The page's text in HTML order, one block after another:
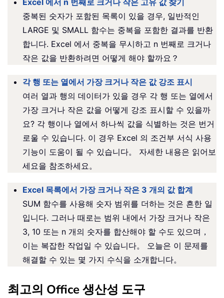
중복된 숫자가 포함된 목록이 있을 경우, 일반적인
LARGE 및 SMALL 함수는 중복을 포함한 결과를 반환
합니다. Excel 에서 중복을 무시하고 n 번째로 크거나
작은 값을 반환하려면 어떻게 해야 할까요？
각 행 또는 열에서 가장 크거나 작은 값 강조 표시
여러 열과 행의 데이터가 있을 경우 각 행 또는 열에서
가장 크거나 작은 값을 어떻게 강조 표시할 수 있을까
요? 각 행이나 열에서 하나씩 값을 식별하는 것은 번거
로울 수 있습니다. 이 경우 Excel 의 조건부 서식 사용
기능이 도움이 될 수 있습니다。 자세한 내용은 읽어보
세요을 참조하세요。
Excel 목록에서 가장 크거나 작은 3 개의 값 합계
SUM 함수를 사용해 숫자 범위를 더하는 것은 흔한 일
입니다. 그러나 때로는 범위 내에서 가장 크거나 작은
3, 10 또는 n 개의 숫자를 합산해야 할 수도 있으며，
이는 복잡한 작업일 수 있습니다。 오늘은 이 문제를
해결할 수 있는 몇 가지 수식을 소개합니다。
최고의 Office 생산성 도구